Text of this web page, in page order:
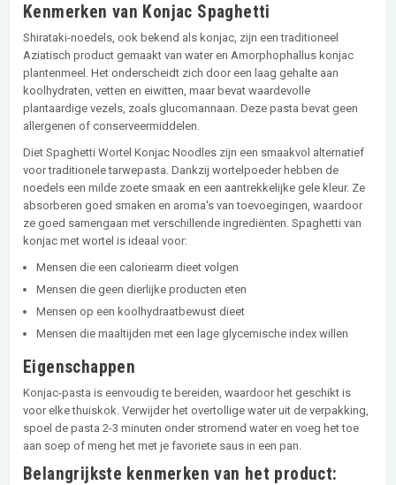
Kenmerken van Konjac Spaghetti
Shirataki-noedels, ook bekend als konjac, zijn een traditioneel
Aziatisch product gemaakt van water en Amorphophallus konjac
plantenmeel. Het onderscheidt zich door een laag gehalte aan
koolhydraten, vetten en eiwitten, maar bevat waardevolle
plantaardige vezels, zoals glucomannaan. Deze pasta bevat geen
allergenen of conserveermiddelen.
Diet Spaghetti Wortel Konjac Noodles zijn een smaakvol alternatief
voor traditionele tarwepasta. Dankzij wortelpoeder hebben de
noedels een milde zoete smaak en een aantrekkelijke gele kleur. Ze
absorberen goed smaken en aroma's van toevoegingen, waardoor
ze goed samengaan met verschillende ingrediënten. Spaghetti van
konjac met wortel is ideaal voor:
Mensen die een caloriearm dieet volgen
Mensen die geen dierlijke producten eten
Mensen op een koolhydraatbewust dieet
Mensen die maaltijden met een lage glycemische index willen
Eigenschappen
Konjac-pasta is eenvoudig te bereiden, waardoor het geschikt is
voor elke thuiskok. Verwijder het overtollige water uit de verpakking,
spoel de pasta 2-3 minuten onder stromend water en voeg het toe
aan soep of meng het met je favoriete saus in een pan.
Belangrijkste kenmerken van het product: